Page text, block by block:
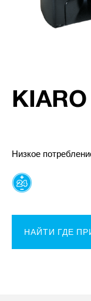
KIARO
Низкое
НАЙТИ ГДЕ